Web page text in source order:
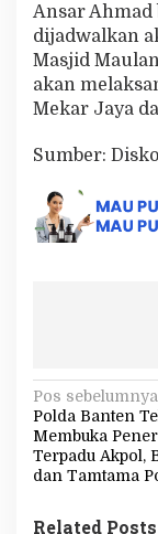
Ansar Ahmad
dijadwalkan
Masjid
akan
Mekar Jaya
Sumber:
N
a
v
i
g
Pos sebelumnya
Polda Banten
Membuka
Terpadu Akpol,
dan Tamtama
Related Posts